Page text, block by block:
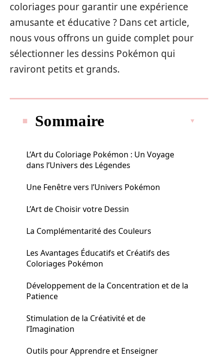
coloriages pour garantir une expérience
amusante et éducative ? Dans cet article,
nous vous offrons un guide complet pour
sélectionner les dessins Pokémon qui
raviront petits et grands.
Sommaire
L’Art du Coloriage Pokémon : Un Voyage
dans l’Univers des Légendes
Une Fenêtre vers l’Univers Pokémon
L’Art de Choisir votre Dessin
La Complémentarité des Couleurs
Les Avantages Éducatifs et Créatifs des
Coloriages Pokémon
Développement de la Concentration et de la
Patience
Stimulation de la Créativité et de
l’Imagination
Outils pour Apprendre et Enseigner